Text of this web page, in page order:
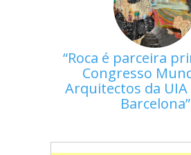
Roca é parceira
Congresso
Arquitectos da UIA
Barcelona